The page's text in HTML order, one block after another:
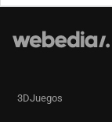
3DJuegos